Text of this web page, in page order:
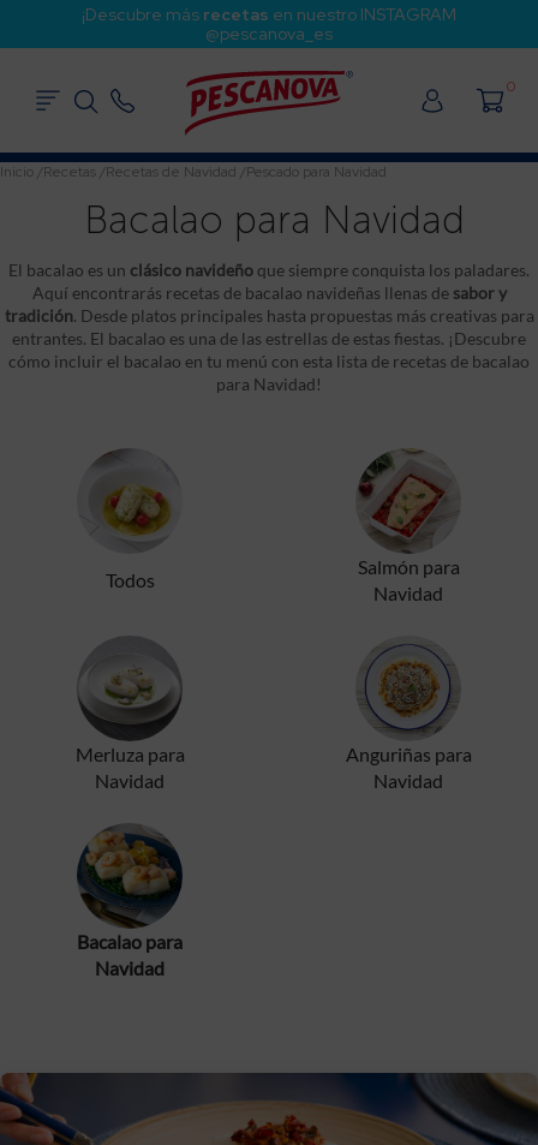
¡Descubre más recetas en nuestro INSTAGRAM
@pescanova_es
0
Inicio /Recetas /Recetas de Navidad /Pescado para Navidad
Bacalao para Navidad
El bacalao es un clásico navideño que siempre conquista los paladares.
Aquí encontrarás recetas de bacalao navideñas llenas de sabor y
tradición. Desde platos principales hasta propuestas más creativas para
entrantes. El bacalao es una de las estrellas de estas fiestas. ¡Descubre
cómo incluir el bacalao en tu menú con esta lista de recetas de bacalao
para Navidad!
Todos
Salmón para
Navidad
Merluza para
Navidad
Anguriñas para
Navidad
Bacalao para
Navidad